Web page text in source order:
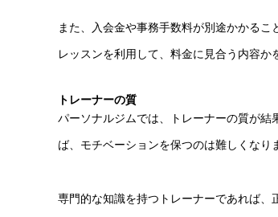
また、入会金や事務手数料が別途かかる
レッスンを利用して、料金に見合う内容か
トレーナーの質
パーソナルジムでは、トレーナーの質が
ば、モチベーションを保つのは難しくなり
専門的な知識を持つトレーナーであれば